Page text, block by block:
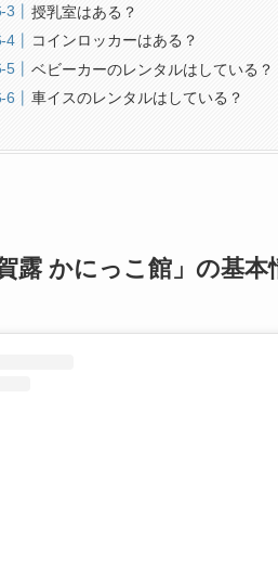
授乳室はある？
コインロッカーはある？
ベビーカーのレンタルはしている？
車イスのレンタルはしている？
露 かにっこ館」の基本